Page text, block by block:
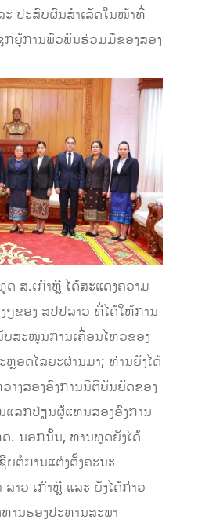
ະ ປະສົບຜົນສຳເລັດໃນໜ້າທີ່
ຍູ້ການພົວພັນຮ່ວມມືຂອງສອງ
ສ.ເກົາຫຼີ ໄດ້ສະແດງຄວາມ
ໆຂອງ ສປປລາວ ທີ່ໄດ້ໃຫ້ການ
ສະໜູນການເຄື່ອນໄຫວຂອງ
ອດໄລຍະຜ່ານມາ; ທ່ານຍັງໄດ້
າງສອງອົງການນິຕິບັນຍັດຂອງ
ແລກປ່ຽນຜູ້ແທນສອງອົງການ
. ນອກນັ້ນ, ທ່ານທູດຍັງໄດ້
ຍຕໍ່ການແຕ່ງຕັ້ງຄະນະ
າວ-ເກົາຫຼີ ແລະ ຍັງໄດ້ກ່າວ
ານຮອງປະທານສະພາ